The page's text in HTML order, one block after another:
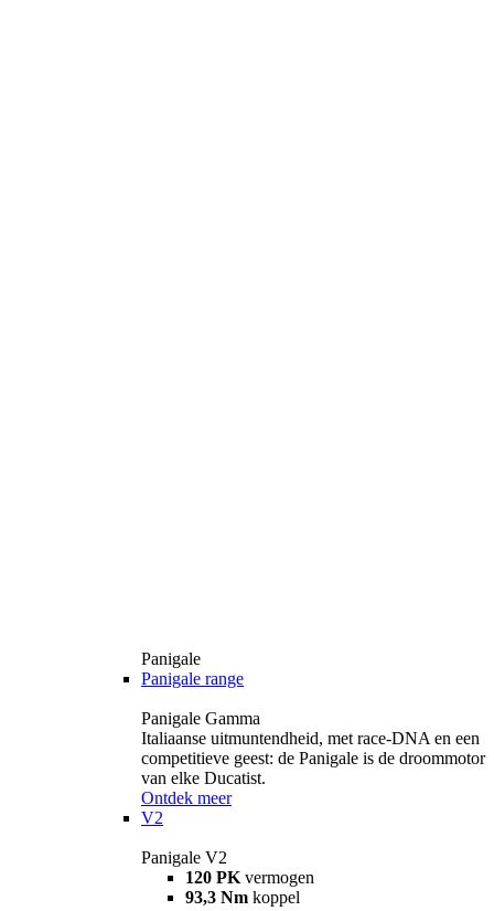
Panigale
Panigale range
Panigale Gamma
Italiaanse uitmuntendheid, met race-DNA en een
competitieve geest: de Panigale is de droommotor
van elke Ducatist.
Ontdek meer
V2
Panigale V2
120 PK vermogen
93,3 Nm koppel